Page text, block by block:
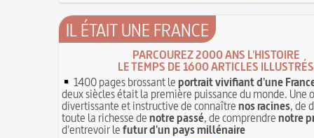
IL ÉTAIT UNE FRANCE
PARCOUREZ 2000 ANS L'HISTOIRE
LE TEMPS DE 1600 ARTICLES ILLUSTRÉS
1400 pages brossant leportrait vivifiant d'une
deux siècles était la première puissance du monde. Une
divertissante et instructive de connaîtrenos racines, de
toute la richesse denotre passé, de comprendrenotre
d'entrevoir lefutur d'un pays millénaire